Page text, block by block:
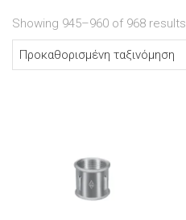
Showing 945–960 of 968 results